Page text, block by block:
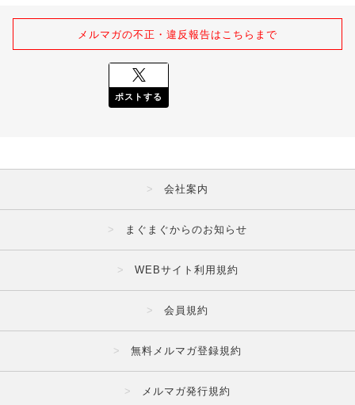
メルマガの不正・違反報告はこちらまで
ポストする
会社案内
まぐまぐからのお知らせ
WEBサイト利用規約
会員規約
無料メルマガ登録規約
メルマガ発行規約